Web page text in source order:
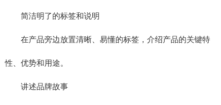
简洁明了的标签和说明
在产品旁边放置清晰、易懂的标签，介绍产品的关键特
性、优势和用途。
讲述品牌故事